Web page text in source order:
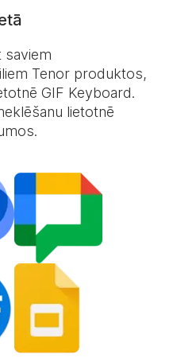
saviem
Tenor produktos,
GIF Keyboard.
lietotnē